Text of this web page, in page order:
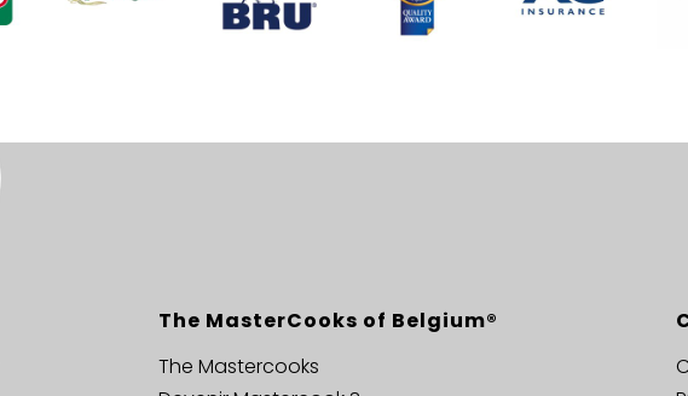
The MasterCooks of Belgium®
The Mastercooks